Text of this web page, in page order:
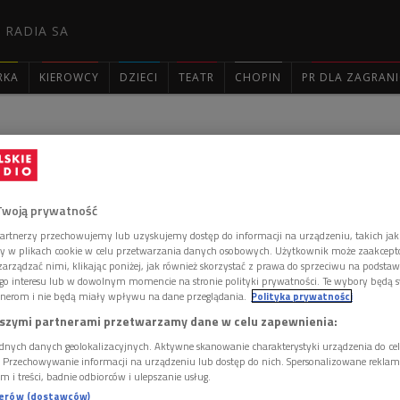
RADIA SA
KIEROWCY DZIECI TEATR CHOPIN PR DLA

odcinek 3057, 26
prywatność
przechowujemy lub uzyskujemy dostęp do informacji na urządzeniu, takich
w plikach cookie w celu przetwarzania danych osobowych. Użytkownik może
nimi, klikając poniżej, jak również skorzystać z prawa do sprzeciwu na
interesu lub w dowolnym momencie na stronie polityki prywatności. Te wybory będą
i nie będą miały wpływu na dane przeglądania. Polityka prywatności
partnerami przetwarzamy dane w celu zapewnienia:
danych geolokalizacyjnych. Aktywne skanowanie charakterystyki urządzenia do
informacji na urządzeniu lub dostęp do nich. Spersonalizowane
i treści, badnie odbiorców i ulepszanie usług.
(dostawców)